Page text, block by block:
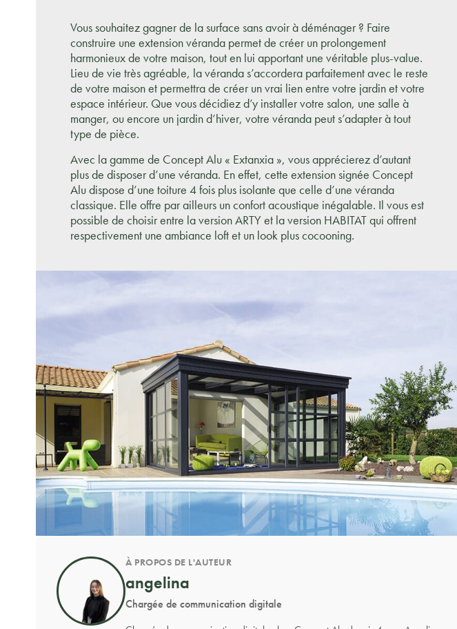
Vous souhaitez gagner de la surface sans avoir à déménager ? Faire
construire une extension véranda permet de créer un prolongement
harmonieux de votre maison, tout en lui apportant une véritable plus-value.
Lieu de vie très agréable, la véranda s’accordera parfaitement avec le reste
de votre maison et permettra de créer un vrai lien entre votre jardin et votre
espace intérieur. Que vous décidiez d’y installer votre salon, une salle à
manger, ou encore un jardin d’hiver, votre véranda peut s’adapter à tout
type de pièce.
Avec la gamme de Concept Alu « Extanxia », vous apprécierez d’autant
plus de disposer d’une véranda. En effet, cette extension signée Concept
Alu dispose d’une toiture 4 fois plus isolante que celle d’une véranda
classique. Elle offre par ailleurs un confort acoustique inégalable. Il vous est
possible de choisir entre la version ARTY et la version HABITAT qui offrent
respectivement une ambiance loft et un look plus cocooning.
À PROPOS DE L'AUTEUR
angelina
Chargée de communication digitale